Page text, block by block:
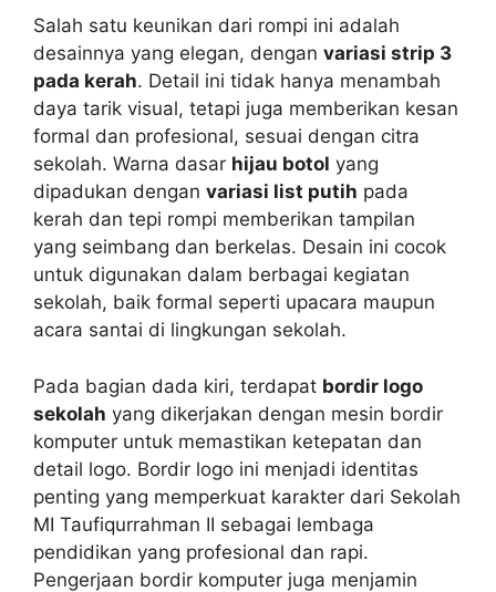
Salah satu keunikan dari rompi ini adalah
desainnya yang elegan, dengan variasi strip 3
pada kerah. Detail ini tidak hanya menambah
daya tarik visual, tetapi juga memberikan kesan
formal dan profesional, sesuai dengan citra
sekolah. Warna dasar hijau botol yang
dipadukan dengan variasi list putih pada
kerah dan tepi rompi memberikan tampilan
yang seimbang dan berkelas. Desain ini cocok
untuk digunakan dalam berbagai kegiatan
sekolah, baik formal seperti upacara maupun
acara santai di lingkungan sekolah.
Pada bagian dada kiri, terdapat bordir logo
sekolah yang dikerjakan dengan mesin bordir
komputer untuk memastikan ketepatan dan
detail logo. Bordir logo ini menjadi identitas
penting yang memperkuat karakter dari Sekolah
MI Taufiqurrahman II sebagai lembaga
pendidikan yang profesional dan rapi.
Pengerjaan bordir komputer juga menjamin